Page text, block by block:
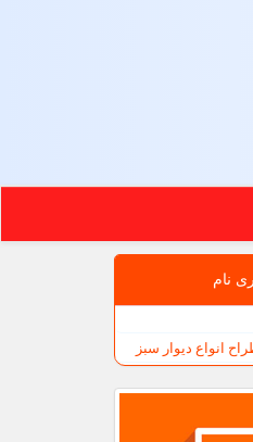
نام
انواع دیوار سبز